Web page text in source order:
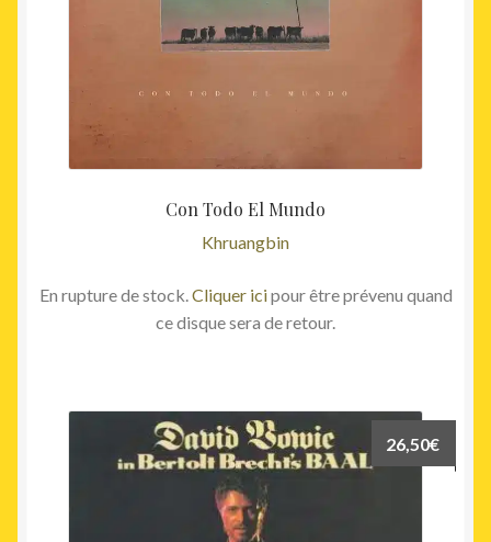
Con Todo El Mundo
Khruangbin
En rupture de stock. Cliquer icipour être prévenu quand
ce disque sera de retour.
26,50€